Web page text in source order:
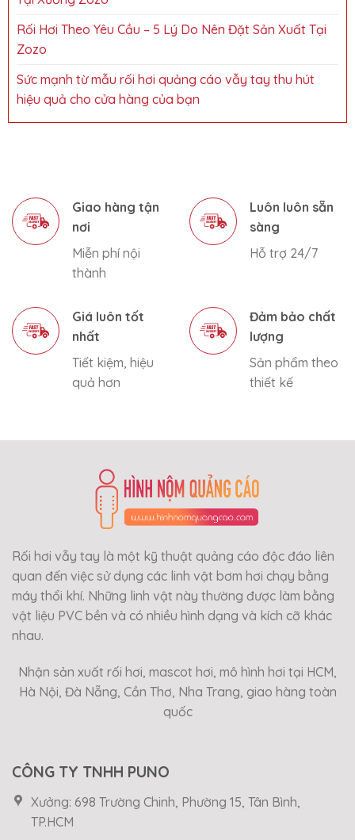
Rối Hơi Theo Yêu Cầu – 5 Lý Do Nên Đặt Sản Xuất Tại
Zozo
Sức mạnh từ mẫu rối hơi quảng cáo vẫy tay thu hút
hiệu quả cho cửa hàng của bạn
Giao hàng tận
nơi
Miễn phí nội
thành
Luôn luôn sẵn
sàng
Hỗ trợ 24/7
Giá luôn tốt
nhất
Tiết kiệm, hiệu
quả hơn
Đảm bảo chất
lượng
Sản phẩm theo
thiết kế
Rối hơi vẫy tay là một kỹ thuật quảng cáo độc đáo liên
quan đến việc sử dụng các linh vật bơm hơi chạy bằng
máy thổi khí. Những linh vật này thường được làm bằng
vật liệu PVC bền và có nhiều hình dạng và kích cỡ khác
nhau.
Nhận sản xuất rối hơi, mascot hơi, mô hình hơi tại HCM,
Hà Nội, Đà Nẵng, Cần Thơ, Nha Trang, giao hàng toàn
quốc
CÔNG TY TNHH PUNO
Xưởng: 698 Trường Chinh, Phường 15, Tân Bình,
TP.HCM